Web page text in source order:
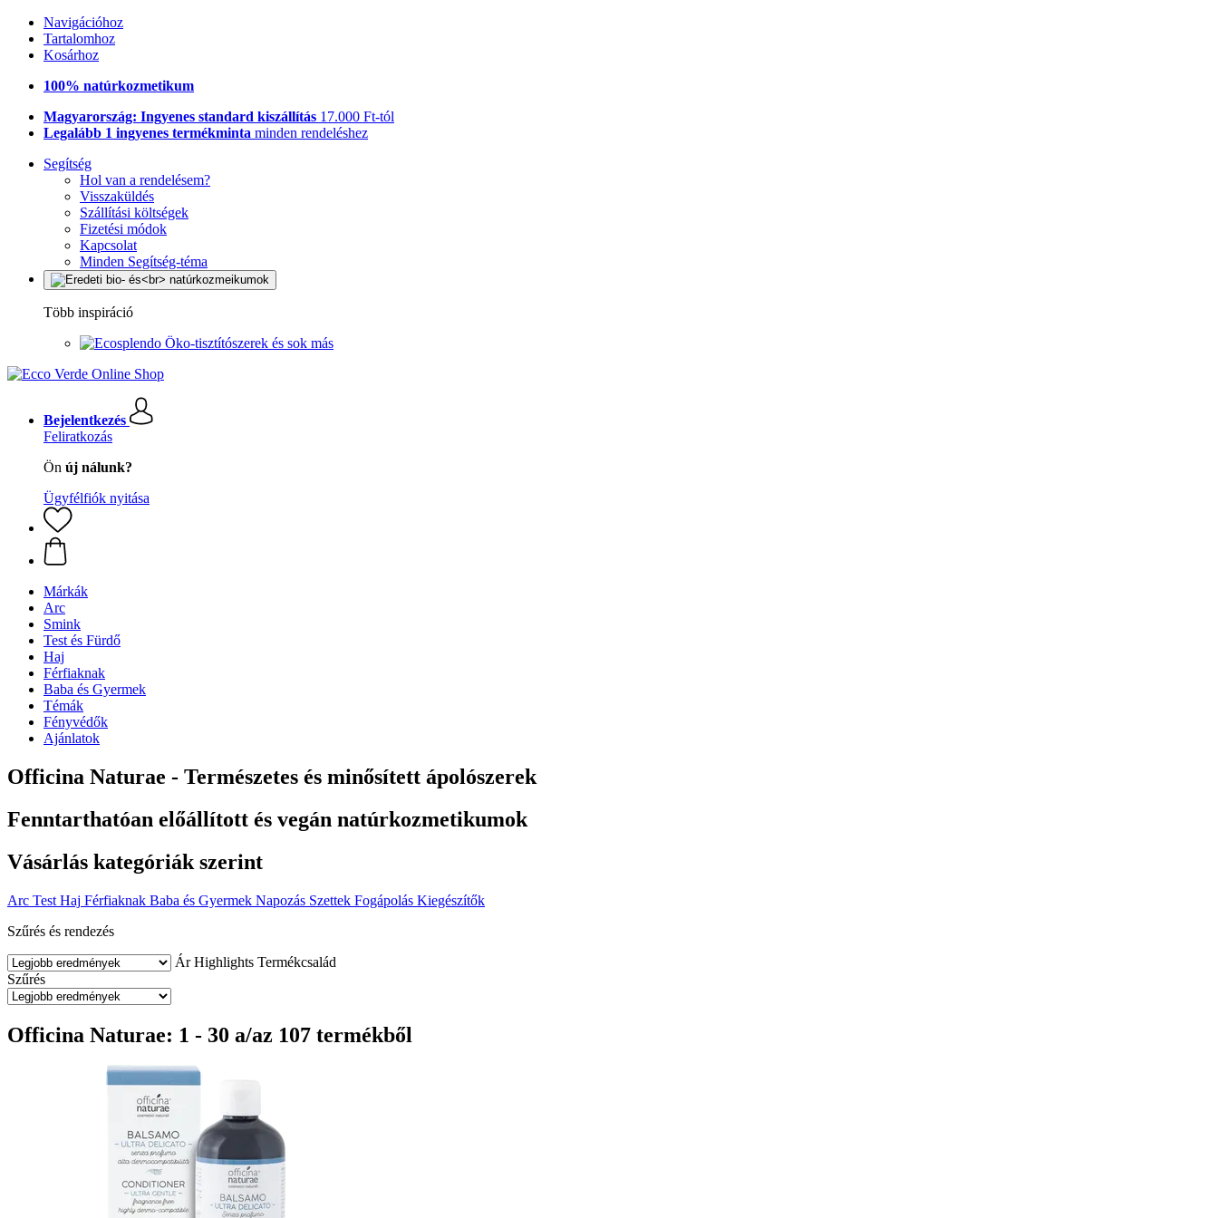
Navigációhoz
Tartalomhoz
Kosárhoz
100% natúrkozmetikum
Magyarország: Ingyenes standard kiszállítás 17.000 Ft-tól
Legalább 1 ingyenes termékminta minden rendeléshez
Segítség
Hol van a rendelésem?
Visszaküldés
Szállítási költségek
Fizetési módok
Kapcsolat
Minden Segítség-téma
Több inspiráció
Öko-tisztítószerek és sok más
Bejelentkezés
Feliratkozás
Ön új nálunk?
Ügyfélfiók nyitása
Márkák
Arc
Smink
Test és Fürdő
Haj
Férfiaknak
Baba és Gyermek
Témák
Fényvédők
Ajánlatok
Officina Naturae - Természetes és minősített ápolószerek
Fenntarthatóan előállított és vegán natúrkozmetikumok
Vásárlás kategóriák szerint
Arc Test Haj Férfiaknak Baba és Gyermek Napozás Szettek Fogápolás Kiegészítők
Szűrés és rendezés
Ár Highlights Termékcsalád
Szűrés
Officina Naturae: 1 - 30 a/az 107 termékből